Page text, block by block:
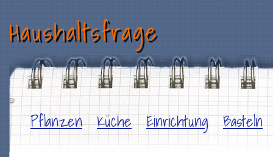
Haushaltsfrage
Pflanzen Küche Einrichtung Basteln